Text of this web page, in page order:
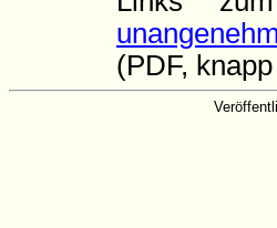
(PDF,